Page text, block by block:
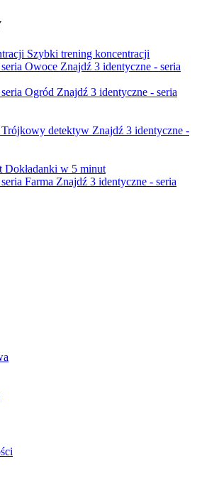
Szybki trening koncentracji
Znajdź 3 identyczne - seria
Znajdź 3 identyczne - seria
Znajdź 3 identyczne -
Dokładanki w 5 minut
Znajdź 3 identyczne - seria